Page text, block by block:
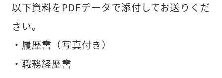
以下資料をPDFデータで添付してお送りくだ
さい。
・履歴書（写真付き）
・職務経歴書